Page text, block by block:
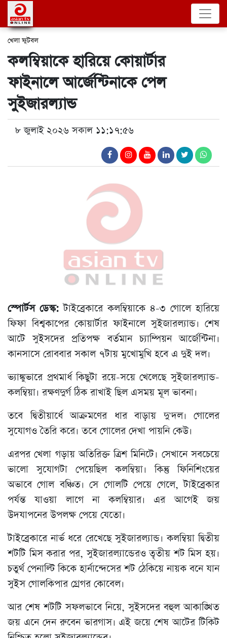
খেলা ফুটবল
কলম্বিয়াকে হারিয়ে কোয়ার্টার
ফাইনালে আর্জেন্টিনাকে পেল
সুইজারল্যান্ড
৮ জুলাই ২০২৬ সকাল ১১:১৭:৫৬
স্পোর্টস ডেস্ক:টাইব্রেকারে কলম্বিয়াকে ৪-৩ গোলে হারিয়ে
ফিফা বিশ্বকাপের কোয়ার্টার ফাইনালে সুইজারল্যান্ড। শেষ
আটে সুইসদের প্রতিপক্ষ বর্তমান চ্যাম্পিয়ন আর্জেন্টিনা।
কানসাসে রোববার সকাল ৭টায় মুখোমুখি হবে এ দুই দল।
ভ্যাঙ্কুভারে প্রথমার্ধ কিছুটা রয়ে-সয়ে খেলেছে সুইজারল্যান্ড-
কলম্বিয়া। রক্ষণদুর্গ ঠিক রাখাই ছিল এসময় মূল ভাবনা।
তবে দ্বিতীয়ার্ধে আক্রমণের ধার বাড়ায় দু'দল। গোলের
সুযোগও তৈরি করে। তবে গোলের দেখা পায়নি কেউ।
এরপর খেলা গড়ায় অতিরিক্ত ত্রিশ মিনিটে। সেখানে সবচেয়ে
ভালো সুযোগটা পেয়েছিল কলম্বিয়া। কিন্তু ফিনিশিংয়ের
অভাবে গোল বঞ্চিত। সে গোলটি পেয়ে গেলে, টাইব্রেকার
পর্যন্ত যাওয়া লাগে না কলম্বিয়ার। এর আগেই জয়
উদযাপনের উপলক্ষ পেয়ে যেতো।
টাইব্রেকারে নার্ভ ধরে রেখেছে সুইজারল্যান্ড। কলম্বিয়া দ্বিতীয়
শটটি মিস করার পর, সুইজারল্যান্ডেরও তৃতীয় শট মিস হয়।
চতুর্থ পেনাল্টি কিকে হার্নান্দেসের শট ঠেকিয়ে নায়ক বনে যান
সুইস গোলকিপার গ্রেগর কোবেল।
আর শেষ শটটি সফলভাবে নিয়ে, সুইসদের বহুল আকাঙ্খিত
জয় এনে দেন রুবেন ভারগাস। এই জয়ে শেষ আটের টিকিট